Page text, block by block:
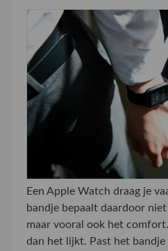
Een Apple Watch draag je
bandje bepaalt daardoor
maar vooral ook het
dan het lijkt. Past het